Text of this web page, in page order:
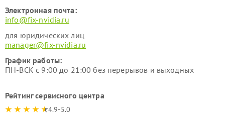
Электронная почта:
info@fix-nvidia.ru
для юридических лиц
manager@fix-nvidia.ru
График работы:
ПН-ВСК с 9:00 до 21:00 без перерывов и выходных
Рейтинг сервисного центра
4.9-5.0